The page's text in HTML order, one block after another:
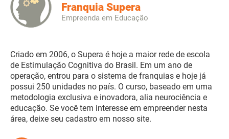
Franquia Supera
Empreenda em Educação
Criado em 2006, o Supera é hoje a maior rede de escola
de Estimulação Cognitiva do Brasil. Em um ano de
operação, entrou para o sistema de franquias e hoje já
possui 250 unidades no país. O curso, baseado em uma
metodologia exclusiva e inovadora, alia neurociência e
educação. Se você tem interesse em empreender nesta
área, deixe seu cadastro em nosso site.